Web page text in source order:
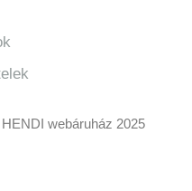
webáruház 2025